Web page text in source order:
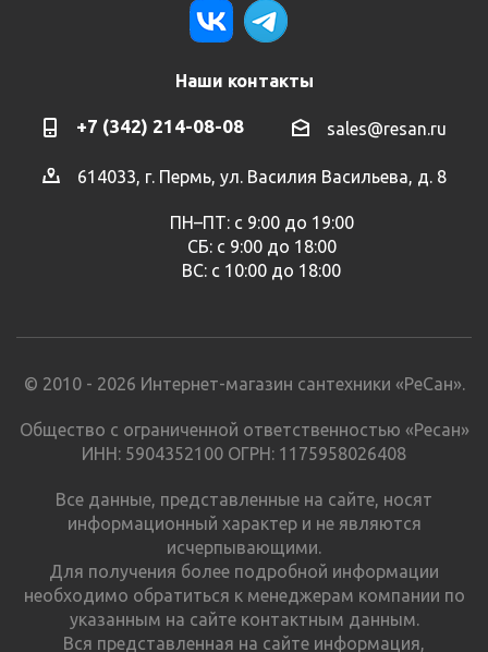
Наши контакты
+7 (342) 214-08-08 sales@resan.ru
614033, г. Пермь, ул. Василия Васильева, д. 8
ПН–ПТ: с 9:00 до 19:00
СБ: с 9:00 до 18:00
ВС: с 10:00 до 18:00
© 2010 - 2026 Интернет-магазин сантехники «РеСан».
Общество с ограниченной ответственностью «Ресан»
ИНН: 5904352100 ОГРН: 1175958026408
Все данные, представленные на сайте, носят
информационный характер и не являются
исчерпывающими.
Для получения более подробной информации
необходимо обратиться к менеджерам компании по
указанным на сайте контактным данным.
Вся представленная на сайте информация,